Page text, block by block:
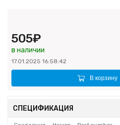
505₽
в наличии
17.01.2025 16:58:42
В корзину
СПЕЦИФИКАЦИЯ